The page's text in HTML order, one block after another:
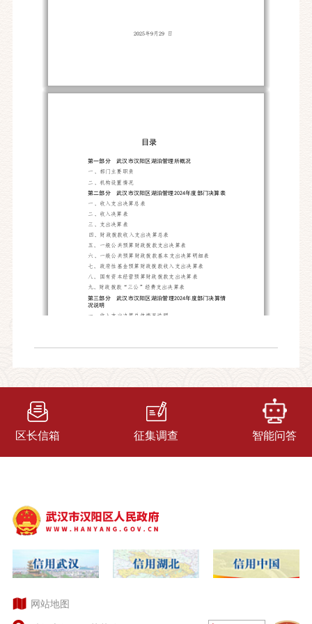
区长信箱 征集调查 智能问答
网站地图